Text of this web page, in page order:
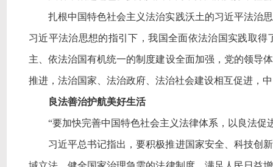
扎根中国特色社会主义法治实践沃土的习近平法治
习近平法治思想的指引下，我国全面依法治国实践取
主、依法治国有机统一的制度建设全面加强，党的领导
推进，法治国家、法治政府、法治社会建设相互促进，
良法善治护航美好生活
“要加快完善中国特色社会主义法律体系，以良法促
习近平总书记指出，要积极推进国家安全、科技创